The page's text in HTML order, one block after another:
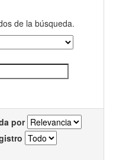
de la búsqueda.
por